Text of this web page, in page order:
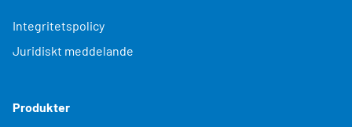
Integritetspolicy
Juridiskt meddelande
Produkter